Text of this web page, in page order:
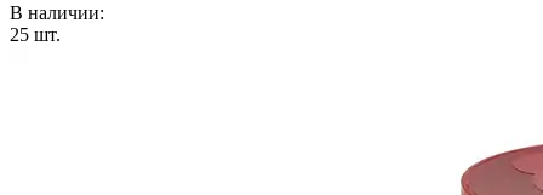
В наличии:
25 шт.